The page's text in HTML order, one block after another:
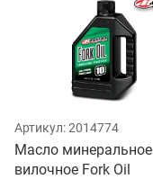
Артикул:2014774
Масло минеральное
вилочное Fork Oil